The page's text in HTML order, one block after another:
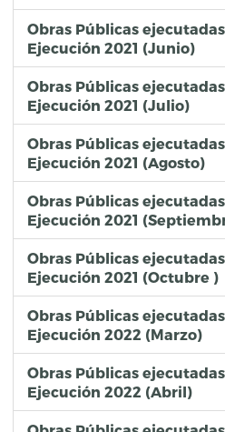
Obras Públicas
Ejecución 2021 (Junio)
Obras Públicas
Ejecución 2021 (Julio)
Obras Públicas
Ejecución 2021 (Agosto)
Obras Públicas
Ejecución 2021
Obras Públicas
Ejecución 2021 (Octubre )
Obras Públicas
Ejecución 2022 (Marzo)
Obras Públicas
Ejecución 2022 (Abril)